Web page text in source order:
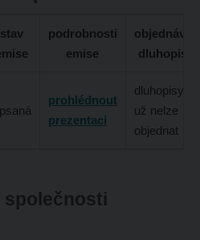
stav
podrobnosti
emise
objednávka
dluhopisů
prohlédnout
prezentaci
dluhopisy
už nelze
objednat
společnosti